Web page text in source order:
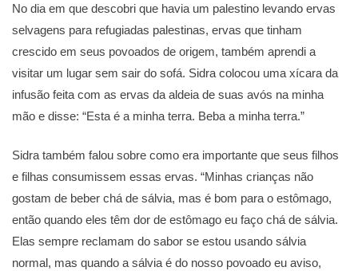
No dia em que descobri que havia um palestino levando ervas
selvagens para refugiadas palestinas, ervas que tinham
crescido em seus povoados de origem, também aprendi a
visitar um lugar sem sair do sofá. Sidra colocou uma xícara da
infusão feita com as ervas da aldeia de suas avós na minha
mão e disse: “Esta é a minha terra. Beba a minha terra.”
Sidra também falou sobre como era importante que seus filhos
e filhas consumissem essas ervas. “Minhas crianças não
gostam de beber chá de sálvia, mas é bom para o estômago,
então quando eles têm dor de estômago eu faço chá de sálvia.
Elas sempre reclamam do sabor se estou usando sálvia
normal, mas quando a sálvia é do nosso povoado eu aviso,